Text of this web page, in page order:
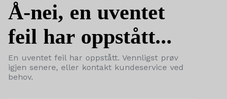
Å-nei, en uventet
feil har oppstått...
En uventet feil har oppstått. Vennligst prøv
igjen senere, eller kontakt kundeservice ved
behov.